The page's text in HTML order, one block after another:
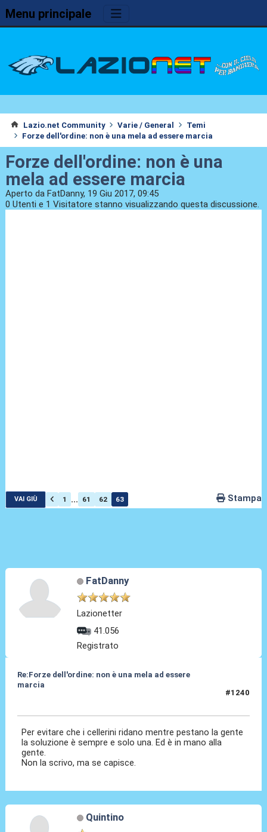
Menu principale
Lazio.net Community Varie / General
Temi
Forze dell'ordine: non è una mela ad essere marcia
Forze dell'ordine: non è una
mela ad essere marcia
Aperto da FatDanny, 19 Giu 2017, 09:45
0 Utenti e 1 Visitatore stanno visualizzando questa discussione.
VAI GIÙ 1 ... 61 62 63 Stampa
FatDanny
Lazionetter
41.056
Registrato
Re:Forze dell'ordine: non è una mela ad essere
marcia
#1240
Per evitare che i cellerini ridano mentre pestano la gente
la soluzione è sempre e solo una. Ed è in mano alla
gente.
Non la scrivo, ma se capisce.
Quintino